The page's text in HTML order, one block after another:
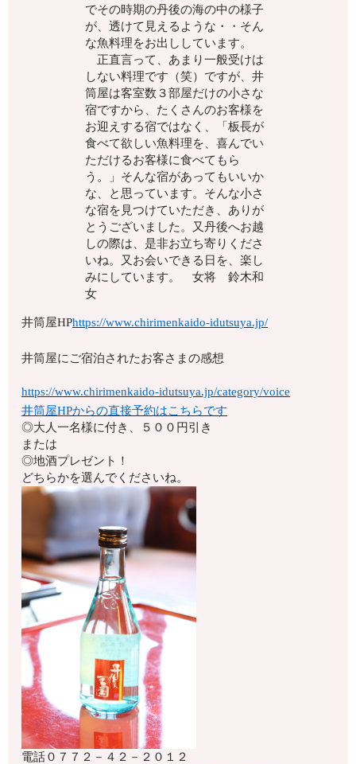
でその時期の丹後の海の中の様子
が、透けて見えるような・・そん
な魚料理をお出ししています。
正直言って、あまり一般受けは
しない料理です（笑）ですが、井
筒屋は客室数３部屋だけの小さな
宿ですから、たくさんのお客様を
お迎えする宿ではなく、「板長が
食べて欲しい魚料理を、喜んでい
ただけるお客様に食べてもら
う。」そんな宿があってもいいか
な、と思っています。そんな小さ
な宿を見つけていただき、ありが
とうございました。又丹後へお越
しの際は、是非お立ち寄りくださ
いね。又お会いできる日を、楽し
みにしています。 女将 鈴木和
女
井筒屋HPhttps://www.chirimenkaido-idutsuya.jp/
井筒屋にご宿泊されたお客さまの感想
https://www.chirimenkaido-idutsuya.jp/category/voice
井筒屋HPからの直接予約はこちらです
◎大人一名様に付き、５００円引き
または
◎地酒プレゼント！
どちらかを選んでくださいね。
電話０７７２－４２－２０１２